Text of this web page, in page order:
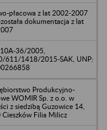
płacowa z lat 2002-2007
dokumentacja z lat
36/2005,
611/1418/2015-SAK, UNP:
Produkcyjno-
WOMIR Sp. z o.o. w
z siedzibą Guzowice 14,
Cieszków Filia Milicz